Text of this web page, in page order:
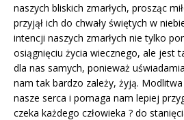
naszych bliskich zmarłych, prosząc
przyjął ich do chwały świętych w
intencji naszych zmarłych nie tylko
osiągnięciu życia wiecznego, ale jest
dla nas samych, ponieważ
nam tak bardzo zależy, żyją.
nasze serca i pomaga nam lepiej
czeka każdego człowieka ? do